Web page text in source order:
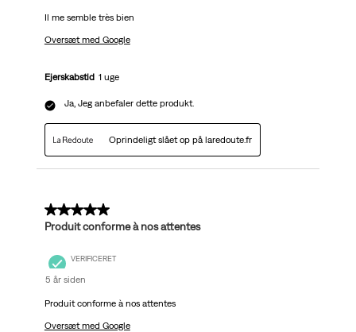
Il me semble très bien
Oversæt med Google
Ejerskabstid 1 uge
Ja, Jeg anbefaler dette produkt.
Oprindeligt slået op på laredoute.fr
5 ud af 5 stjerner.
Produit conforme à nos attentes
VERIFICERET
5 år siden
Produit conforme à nos attentes
Oversæt med Google